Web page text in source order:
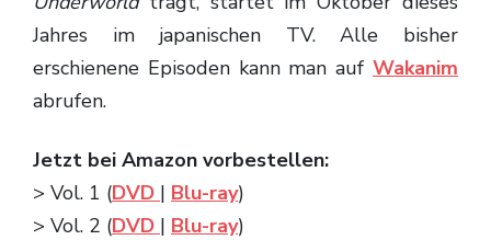
Jahres im japanischen TV. Alle bisher
erschienene Episoden kann man auf Wakanim
abrufen.
Jetzt bei Amazon vorbestellen:
> Vol. 1 (DVD | Blu-ray)
> Vol. 2 (DVD | Blu-ray)